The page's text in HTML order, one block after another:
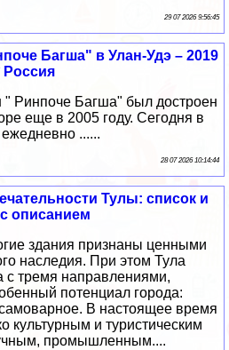
29 07 2026 9:56:45
Багша" в Улан-Удэ – 2019
Россия
Ринпоче Багша" был достроен
еще в 2005 году. Сегодня в
......
28 07 2026 10:14:44
Тулы: список и
описанием
здания признаны ценными
наследия. При этом Тула
с тремя направлениями,
потенциал города:
В настоящее время
культурным и туристическим
промышленным....